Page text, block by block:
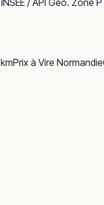
INSEE / API Géo. Zone
kmPrix à Vire Normandie